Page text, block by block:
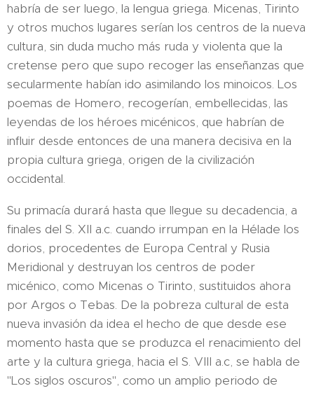
habría de ser luego, la lengua griega. Micenas, Tirinto
y otros muchos lugares serían los centros de la nueva
cultura, sin duda mucho más ruda y violenta que la
cretense pero que supo recoger las enseñanzas que
secularmente habían ido asimilando los minoicos. Los
poemas de Homero, recogerían, embellecidas, las
leyendas de los héroes micénicos, que habrían de
influir desde entonces de una manera decisiva en la
propia cultura griega, origen de la civilización
occidental.
Su primacía durará hasta que llegue su decadencia, a
finales del S. XII a.c. cuando irrumpan en la Hélade los
dorios, procedentes de Europa Central y Rusia
Meridional y destruyan los centros de poder
micénico, como Micenas o Tirinto, sustituidos ahora
por Argos o Tebas. De la pobreza cultural de esta
nueva invasión da idea el hecho de que desde ese
momento hasta que se produzca el renacimiento del
arte y la cultura griega, hacia el S. VIII a.c, se habla de
"Los siglos oscuros", como un amplio periodo de